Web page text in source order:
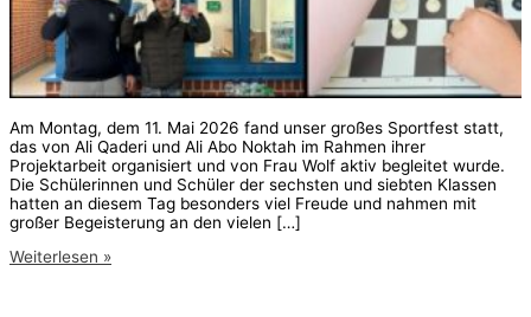
Am Montag, dem 11. Mai 2026 fand unser großes Sportfest statt,
das von Ali Qaderi und Ali Abo Noktah im Rahmen ihrer
Projektarbeit organisiert und von Frau Wolf aktiv begleitet wurde.
Die Schülerinnen und Schüler der sechsten und siebten Klassen
hatten an diesem Tag besonders viel Freude und nahmen mit
großer Begeisterung an den vielen […]
1.
Weiterlesen »